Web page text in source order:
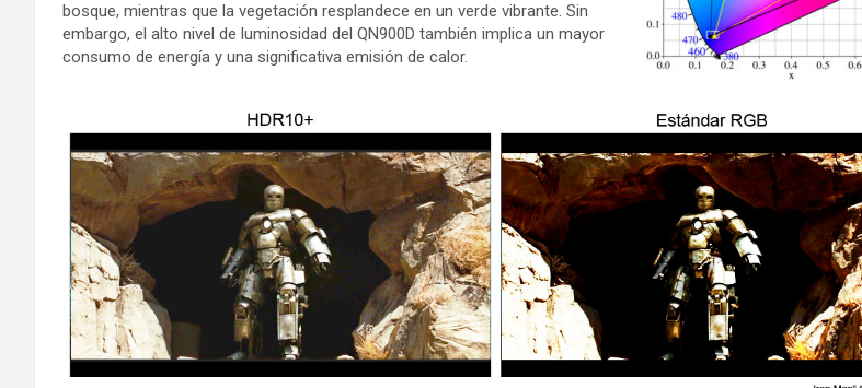
bosque, mientras que la vegetación resplandece en un verde vibrante. Sin
embargo, el alto nivel de luminosidad del QN900D también implica un mayor
consumo de energía y una significativa emisión de calor.